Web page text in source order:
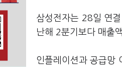
삼성전자는 28일 연
난해 2분기보다 매출
인플레이션과 공급망